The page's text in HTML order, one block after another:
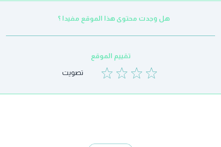
هل وجدت محتوى هذا الموقع مفيدا ؟
تقييم الموقع
تصويت